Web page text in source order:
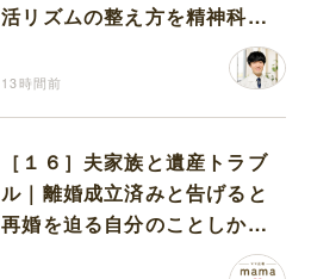
活リズムの整え方を精神科医
13時間前
［１６］夫家族と遺産トラブ
ル｜離婚成立済みと告げると
再婚を迫る自分のことしか考